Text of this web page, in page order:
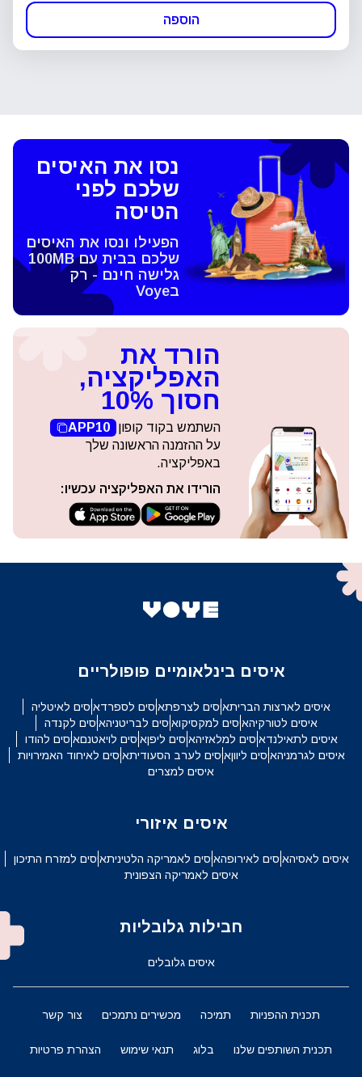
הוספה
נסו את האיסים
שלכם לפני
הטיסה
הפעילו ונסו את האיסים
שלכם בבית עם 100MB
גלישה חינם - רק
בVoye
הורד את
האפליקציה,
חסוך 10%
השתמש בקוד קופון
APP10
על ההזמנה הראשונה שלך
באפליקציה.
הורידו את האפליקציה עכשיו:
איסים בינלאומיים פופולריים
איסים לארצות הבריתאיסים לצרפתאיסים לספרדאיסים לאיטליה
איסים לטורקיהאיסים למקסיקואיסים לבריטניהאיסים לקנדה
איסים לתאילנדאיסים למלאזיהאיסים ליפןאיסים לויאטנםאיסים להודו
איסים לגרמניהאיסים ליווןאיסים לערב הסעודיתאיסים לאיחוד האמירויות
איסים למצרים
איסים איזורי
איסים לאסיהאיסים לאירופהאיסים לאמריקה הלטיניתאיסים למזרח התיכון
איסים לאמריקה הצפונית
חבילות גלובליות
איסים גלובלים
תכנית ההפניות תמיכה מכשירים נתמכים צור קשר
תכנית השותפים שלנו בלוג תנאי שימוש הצהרת פרטיות